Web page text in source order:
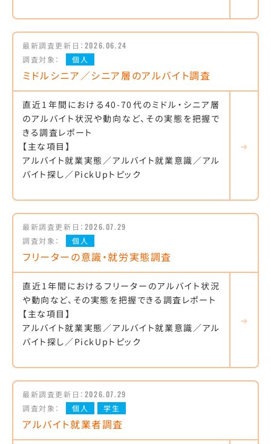
最新調査更新日： 2026.06.24
調査対象：
個人
ミドルシニア／シニア層のアルバイト調査
直近1年間における40-70代のミドル・シニア層
のアルバイト状況や動向など、その実態を把握で
きる調査レポート
【主な項目】
アルバイト就業実態／アルバイト就業意識／アル
バイト探し／PickUpトピック
最新調査更新日： 2026.07.29
調査対象：
個人
フリーターの意識・就労実態調査
直近1年間におけるフリーターのアルバイト状況
や動向など、その実態を把握できる調査レポート
【主な項目】
アルバイト就業実態／アルバイト就業意識／アル
バイト探し／PickUpトピック
最新調査更新日： 2026.07.29
調査対象：
個人 学生
アルバイト就業者調査